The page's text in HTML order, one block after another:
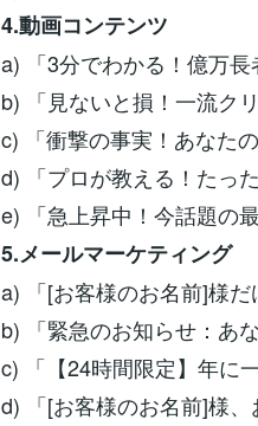
4.動画コンテンツ
a) 「3分でわかる！億万長
b) 「見ないと損！一流ク
c) 「衝撃の事実！あなた
d) 「プロが教える！たっ
e) 「急上昇中！今話題の
5.メールマーケティング
a) 「[お客様のお名前]様だ
b) 「緊急のお知らせ：あ
c) 「【24時間限定】年に
d) 「[お客様のお名前]様、